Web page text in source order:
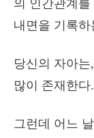
의 인간관계
내면을 기록
당신의 자아
많이 존재한다.
그런데 어느